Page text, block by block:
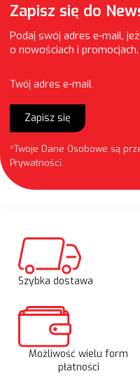
Zapisz się do
Podaj swój adres e-mail,
o nowościach i promocjach.
Twój adres e-mail
Zapisz się
*Twoje Dane Osobowe są
Prywatności.
Szybka dostawa
Możliwość wielu form
płatności